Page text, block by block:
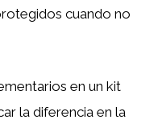
cuando no
en un kit
la diferencia en la